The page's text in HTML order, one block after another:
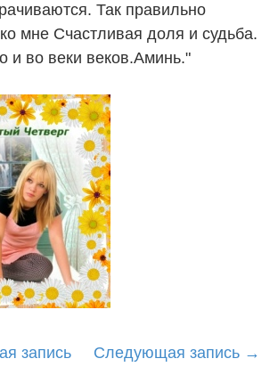
Так правильно
мне Счастливая доля и судьба.
и во веки веков.Аминь."
запись Следующая запись →